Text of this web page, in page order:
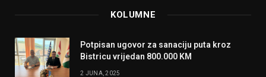
KOLUMNE
Potpisan ugovor za sanaciju puta kroz
Bistricu vrijedan 800.000 KM
2 JUNA, 2025